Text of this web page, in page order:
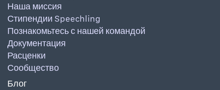
Наша миссия
Стипендии Speechling
Познакомьтесь с нашей командой
Документация
Расценки
Сообщество
Блог